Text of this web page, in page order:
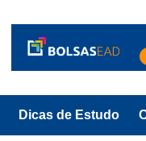
Dicas de Estudo